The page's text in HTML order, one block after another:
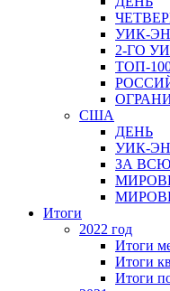
УИК-
2-ГО
ТОП-
США
ДЕНЬ
УИК-
ЗА
Итоги
2022 год
Итоги
Итоги
Итоги